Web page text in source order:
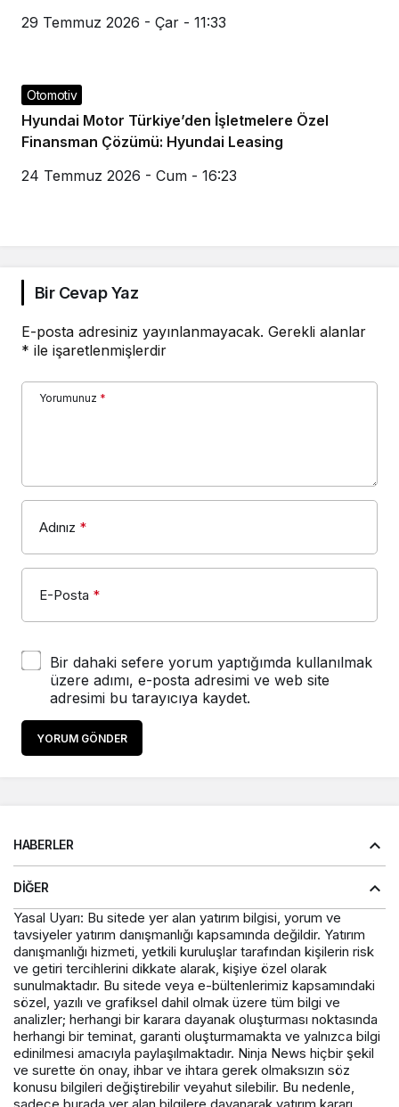
29 Temmuz 2026 - Çar - 11:33
Otomotiv
Hyundai Motor Türkiye’den İşletmelere Özel
Finansman Çözümü: Hyundai Leasing
24 Temmuz 2026 - Cum - 16:23
Bir Cevap Yaz
E-posta adresiniz yayınlanmayacak. Gerekli alanlar
* ile işaretlenmişlerdir
Yorumunuz *
Adınız *
E-Posta *
Bir dahaki sefere yorum yaptığımda kullanılmak
üzere adımı, e-posta adresimi ve web site
adresimi bu tarayıcıya kaydet.
YORUM GÖNDER
HABERLER
DIĞER
Yasal Uyarı: Bu sitede yer alan yatırım bilgisi, yorum ve
tavsiyeler yatırım danışmanlığı kapsamında değildir. Yatırım
danışmanlığı hizmeti, yetkili kuruluşlar tarafından kişilerin risk
ve getiri tercihlerini dikkate alarak, kişiye özel olarak
sunulmaktadır. Bu sitede veya e-bültenlerimiz kapsamındaki
sözel, yazılı ve grafiksel dahil olmak üzere tüm bilgi ve
analizler; herhangi bir karara dayanak oluşturması noktasında
herhangi bir teminat, garanti oluşturmamakta ve yalnızca bilgi
edinilmesi amacıyla paylaşılmaktadır. Ninja News hiçbir şekil
ve surette ön onay, ihbar ve ihtara gerek olmaksızın söz
konusu bilgileri değiştirebilir veyahut silebilir. Bu nedenle,